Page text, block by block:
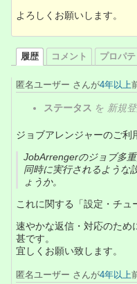
よろしくお願いします。
履歴 コメント プロパ
匿名ユーザー さんが4年以上
ステータス を 新規
ジョブアレンジャーのご利
JobArrengerのジョブ多重
同時に実行されるような
ょうか。
これに関する「設定・チュ
速やかな返信・対応のため
甚です。
宜しくお願い致します。
匿名ユーザー さんが4年以上